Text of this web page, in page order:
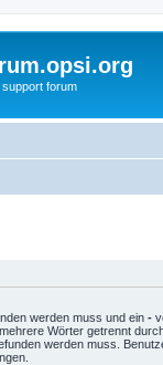
support forum
werden muss und ein -
Wörter getrennt
werden muss.